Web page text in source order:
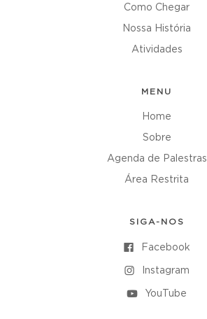
Como Chegar
Nossa História
Atividades
MENU
Home
Sobre
Agenda de Palestras
Área Restrita
SIGA-NOS
Facebook
Instagram
YouTube